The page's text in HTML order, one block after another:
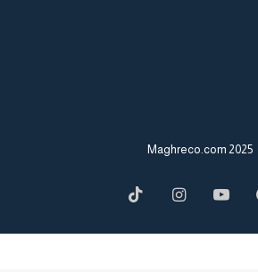
2025 Maghreco.com
Facebook
YouTube
Instagram